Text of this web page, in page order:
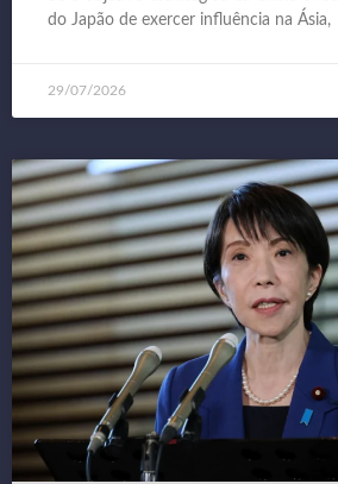
do Japão de exercer influência na Ásia,
29/07/2026